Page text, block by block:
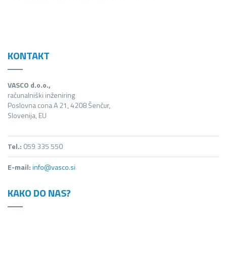
KONTAKT
VASCO d.o.o.,
računalniški inženiring
Poslovna cona A 21, 4208 Šenčur,
Slovenija, EU
Tel.: 059 335 550
E-mail:info@vasco.si
KAKO DO NAS?